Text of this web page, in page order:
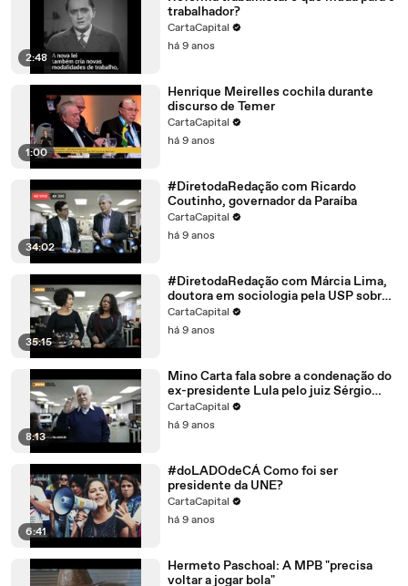
2:48
trabalhador?
CartaCapital
há 9 anos
1:00
Henrique Meirelles cochila durante
discurso de Temer
CartaCapital
há 9 anos
34:02
#DiretodaRedação com Ricardo
Coutinho, governador da Paraíba
CartaCapital
há 9 anos
35:15
#DiretodaRedação com Márcia Lima,
doutora em sociologia pela USP sobre
cotas raciais
CartaCapital
há 9 anos
8:13
Mino Carta fala sobre a condenação do
ex-presidente Lula pelo juiz Sérgio
Moro.
CartaCapital
há 9 anos
6:41
#doLADOdeCÁ Como foi ser
presidente da UNE?
CartaCapital
há 9 anos
Hermeto Paschoal: A MPB "precisa
voltar a jogar bola"